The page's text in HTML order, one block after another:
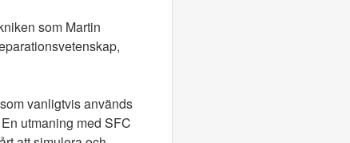
som Martin
vanligtvis används
utmaning med SFC